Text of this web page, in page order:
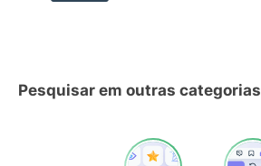
Pesquisar em outras categorias